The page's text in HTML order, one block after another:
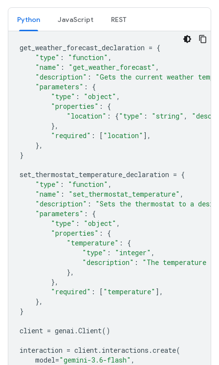
Python JavaScript REST
get_weather_forecast_declaration = {
"type" : "function" ,
"name" : "get_weather_forecast" ,
"description" :
"Gets the current weather
"parameters" :
{
"type" : "object" ,
"properties" :
{
"location" : {"type" : "string" ,
},
"required" : [ "location" ],
},
}
set_thermostat_temperature_declaration = {
"type" : "function" ,
"name" : "set_thermostat_temperature" ,
"description" :
"Sets the thermostat to a
"parameters" :
{
"type" : "object" ,
"properties" :
{
"temperature" :
{
"type" : "integer" ,
"description" :
"The temperature
},
},
"required" : [ "temperature" ],
},
}
client = genai .Client()
interaction = client. interactions .create(
model="gemini-3.6-flash" ,